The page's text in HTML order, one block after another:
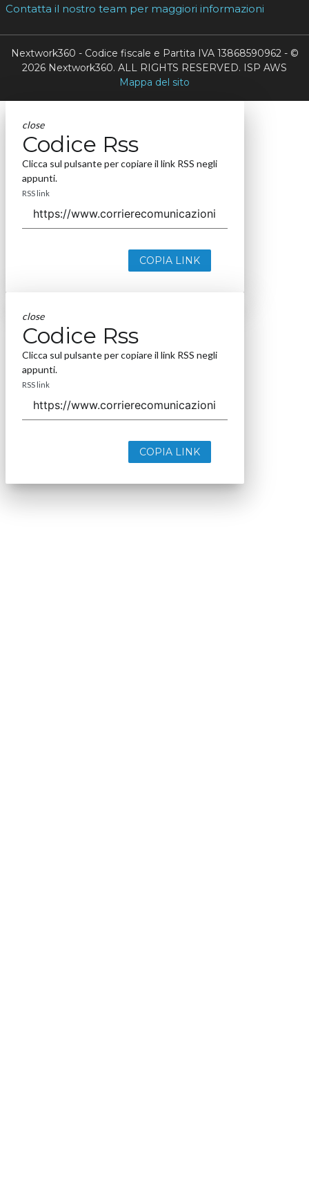
Contatta il nostro team per maggiori informazioni
Nextwork360 - Codice fiscale e Partita IVA 13868590962 - ©
2026 Nextwork360. ALL RIGHTS RESERVED. ISP AWS
Mappa del sito
close
Codice Rss
Clicca sul pulsante per copiare il link RSS negli
appunti.
RSS link
COPIA LINK
close
Codice Rss
Clicca sul pulsante per copiare il link RSS negli
appunti.
RSS link
COPIA LINK